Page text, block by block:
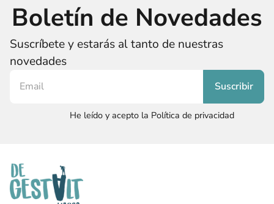
Boletín de Novedades
Suscríbete y estarás al tanto de nuestras
novedades
He leído y acepto la Política de privacidad